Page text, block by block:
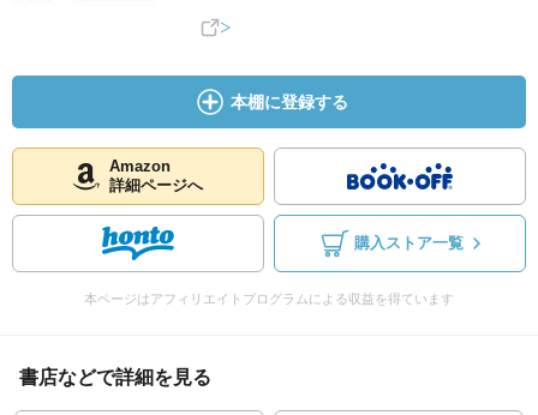
本棚に登録する
Amazon
詳細ページへ
購入ストア一覧
本ページはアフィリエイトプログラムによる収益を得ています
書店などで詳細を見る